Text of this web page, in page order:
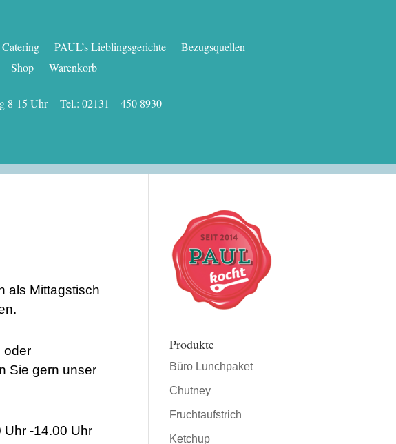
Catering PAUL’s Lieblingsgerichte
Bezugsquellen
Shop Warenkorb
8-15 Uhr Tel.: 02131 – 450 8930
als Mittagstisch
oder
Sie gern unser
Uhr -14.00 Uhr
Produkte
Büro Lunchpaket
Chutney
Fruchtaufstrich
Ketchup